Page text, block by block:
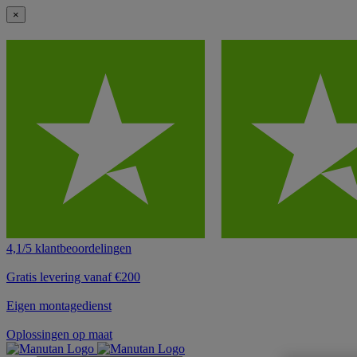
×
4,1/5 klantbeoordelingen
Gratis levering vanaf €200
Eigen montagedienst
Oplossingen op maat